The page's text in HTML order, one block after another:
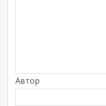
Автор